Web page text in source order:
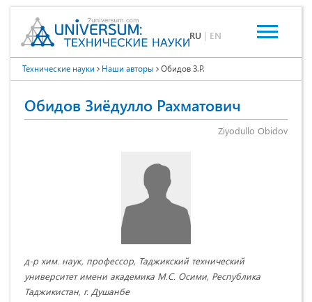
RU | EN
Технические науки Наши авторы Обидов З.Р.
Обидов Зиёдулло Рахматович
Ziyodullo Obidov
д-р хим. наук, профессор, Таджикский технический
университет имени академика М.С. Осими, Республика
Таджикистан, г. Душанбе